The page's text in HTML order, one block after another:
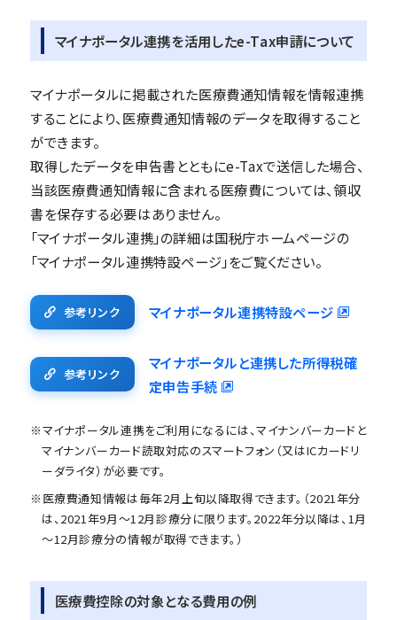
マイナポータル連携を活用したe-Tax申請について
マイナポータルに掲載された医療費通知情報を情報連携
することにより、医療費通知情報のデータを取得すること
ができます。
取得したデータを申告書とともにe-Taxで送信した場合、
当該医療費通知情報に含まれる医療費については、領収
書を保存する必要はありません。
「マイナポータル連携」の詳細は国税庁ホームページの
「マイナポータル連携特設ページ」をご覧ください。
参考リンク マイナポータル連携特設ページ
参考リンク
マイナポータルと連携した所得税確
定申告手続
※マイナポータル連携をご利用になるには、マイナンバーカードと
マイナンバーカード読取対応のスマートフォン（又はICカードリ
ーダライタ）が必要です。
※医療費通知情報は毎年2月上旬以降取得できます。（2021年分
は、2021年9月～12月診療分に限ります。2022年分以降は、1月
～12月診療分の情報が取得できます。）
医療費控除の対象となる費用の例